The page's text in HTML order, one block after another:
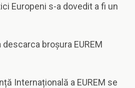
Europeni s-a dovedit a fi un
descarca broșura EUREM
Internațională a EUREM se